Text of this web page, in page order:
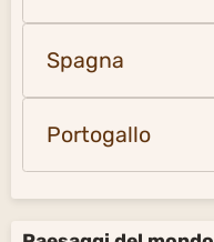
Spagna
Portogallo